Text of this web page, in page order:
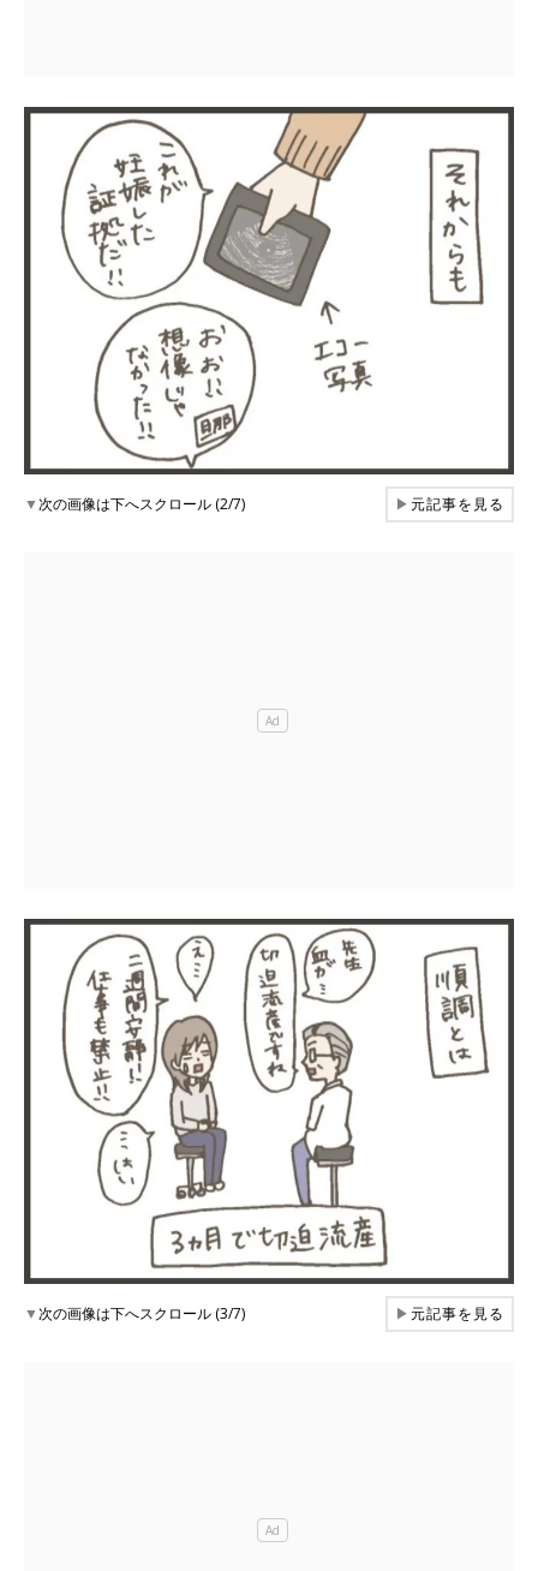
▼次の画像は下へスクロール (2/7) ▶元記事を見る
▼次の画像は下へスクロール (3/7) ▶元記事を見る